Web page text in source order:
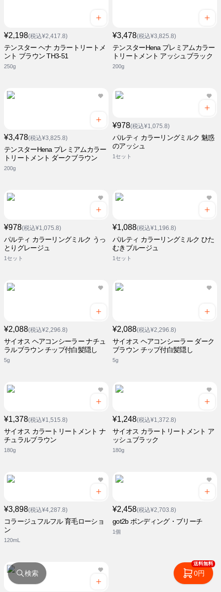
¥2,198(税込¥2,417.8)
テンスター ヘナ カラートリートメ
ント ブラウン TH3-51
250g
¥3,478(税込¥3,825.8)
テンスターHena プレミアムカラー
トリートメント アッシュブラック
200g
¥3,478(税込¥3,825.8)
テンスターHena プレミアムカラー
トリートメント ダークブラウン
200g
¥978(税込¥1,075.8)
パルティ カラーリングミルク 魅惑
のアッシュ
1セット
¥978(税込¥1,075.8)
パルティ カラーリングミルク うっ
とりグレージュ
1セット
¥1,088(税込¥1,196.8)
パルティ カラーリングミルク ひた
むきブルージュ
1セット
¥2,088(税込¥2,296.8)
サイオス ヘアコンシーラー ナチュ
ラルブラウン チップ付白髪隠し
5g
¥2,088(税込¥2,296.8)
サイオス ヘアコンシーラー ダーク
ブラウン チップ付白髪隠し
5g
¥1,378(税込¥1,515.8)
サイオス カラートリートメント ナ
チュラルブラウン
180g
¥1,248(税込¥1,372.8)
サイオス カラートリートメント ア
ッシュブラック
180g
¥3,898(税込¥4,287.8)
コラージュフルフル 育毛ローショ
ン
120mL
¥2,458(税込¥2,703.8)
got2b ボンディング・ブリーチ
1個
検索
送料無料
0円